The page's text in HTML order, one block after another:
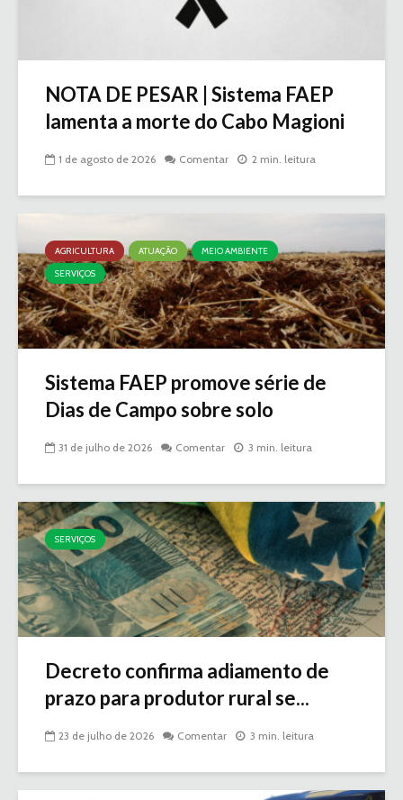
NOTA DE PESAR | Sistema FAEP
lamenta a morte do Cabo Magioni
1 de agosto de 2026 Comentar 2 min. leitura
AGRICULTURA ATUAÇÃO
MEIO AMBIENTE
SERVIÇOS
Sistema FAEP promove série de
Dias de Campo sobre solo
31 de julho de 2026 Comentar 3 min. leitura
SERVIÇOS
Decreto confirma adiamento de
prazo para produtor rural se...
23 de julho de 2026 Comentar 3 min. leitura